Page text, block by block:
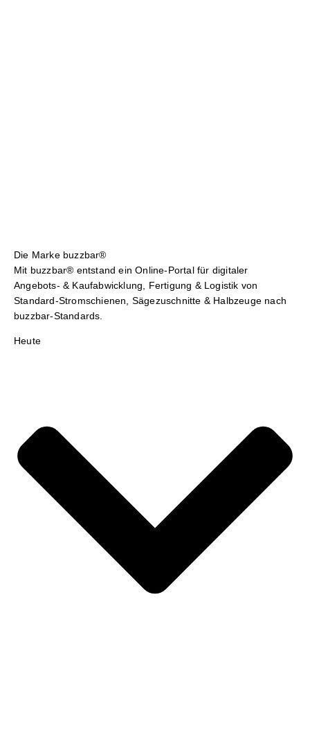
Die Marke buzzbar®
Mit buzzbar® entstand ein Online-Portal für digitaler
Angebots- & Kaufabwicklung, Fertigung & Logistik von
Standard-Stromschienen, Sägezuschnitte & Halbzeuge nach
buzzbar-Standards.
Heute